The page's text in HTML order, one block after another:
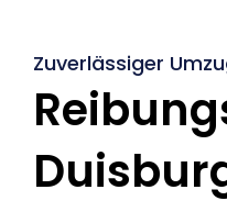
Zuverlässiger